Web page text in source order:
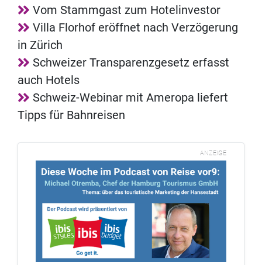
Vom Stammgast zum Hotelinvestor
Villa Florhof eröffnet nach Verzögerung
in Zürich
Schweizer Transparenzgesetz erfasst
auch Hotels
Schweiz-Webinar mit Ameropa liefert
Tipps für Bahnreisen
ANZEIGE